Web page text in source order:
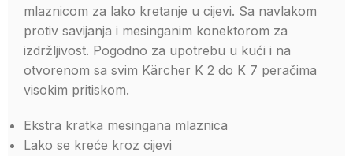
mlaznicom za lako kretanje u cijevi. Sa navlakom
protiv savijanja i mesinganim konektorom za
izdržljivost. Pogodno za upotrebu u kući i na
otvorenom sa svim Kärcher K 2 do K 7 peračima
visokim pritiskom.
Ekstra kratka mesingana mlaznica
Lako se kreće kroz cijevi